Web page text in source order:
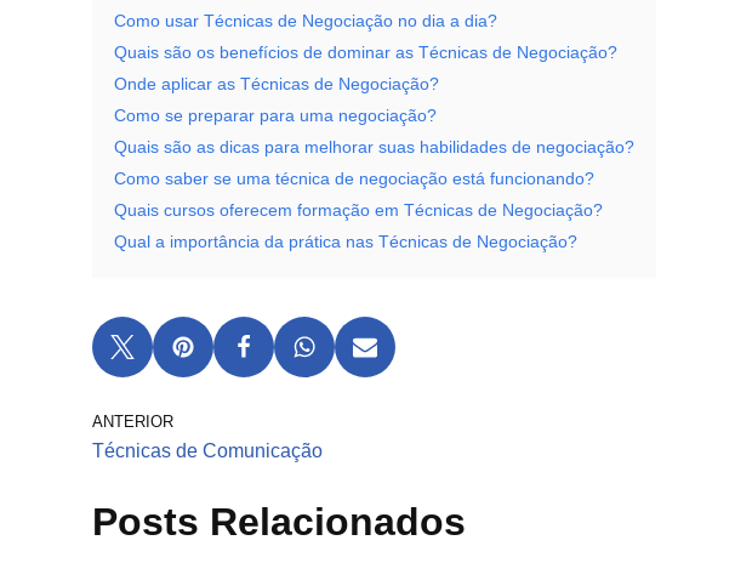
Como usar Técnicas de Negociação no dia a dia?
Quais são os benefícios de dominar as Técnicas de Negociação?
Onde aplicar as Técnicas de Negociação?
Como se preparar para uma negociação?
Quais são as dicas para melhorar suas habilidades de negociação?
Como saber se uma técnica de negociação está funcionando?
Quais cursos oferecem formação em Técnicas de Negociação?
Qual a importância da prática nas Técnicas de Negociação?
ANTERIOR
Técnicas de Comunicação
Posts Relacionados